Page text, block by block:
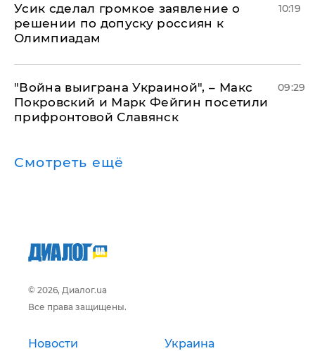
Усик сделал громкое заявление о
решении по допуску россиян к
Олимпиадам
10:19
"Война выиграна Украиной", – Макс
Покровский и Марк Фейгин посетили
прифронтовой Славянск
09:29
Смотреть ещё
© 2026, Диалог.ua
Все права защищены.
Новости Украина